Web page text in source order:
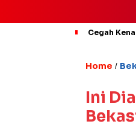
Cegah
Home /
Ini